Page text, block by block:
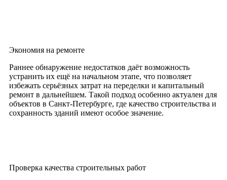
Экономия на ремонте
Раннее обнаружение недостатков даёт возможность
устранить их ещё на начальном этапе, что позволяет
избежать серьёзных затрат на переделки и капитальный
ремонт в дальнейшем. Такой подход особенно актуален для
объектов в Санкт-Петербурге, где качество строительства и
сохранность зданий имеют особое значение.
Проверка качества строительных работ